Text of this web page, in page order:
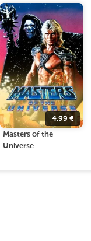
4.99 €
Masters of the
Universe